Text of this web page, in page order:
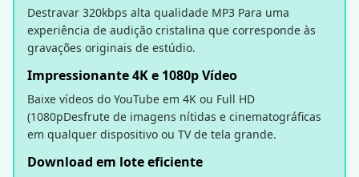
Destravar 320kbps alta qualidade MP3 Para uma
experiência de audição cristalina que corresponde às
gravações originais de estúdio.
Impressionante 4K e 1080p Vídeo
Baixe vídeos do YouTube em 4K ou Full HD
(1080pDesfrute de imagens nítidas e cinematográficas
em qualquer dispositivo ou TV de tela grande.
Download em lote eficiente